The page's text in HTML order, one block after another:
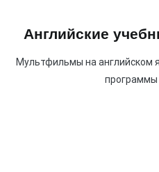
содержимому
Английские
Мультфильмы на английском
программы